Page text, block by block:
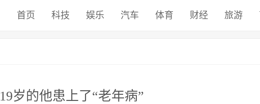
首页 科技 娱乐 汽车 体育 财经 旅游
19岁的他患上了“老年病”